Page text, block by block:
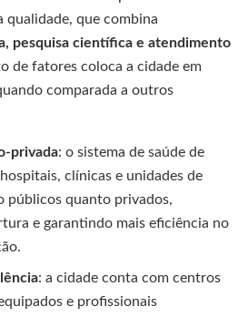
qualidade, que combina
pesquisa científica e atendimento
de fatores coloca a cidade em
comparada a outros
privada: o sistema de saúde de
clínicas e unidades de
públicos quanto privados,
e garantindo mais eficiência no
: a cidade conta com centros
e profissionais